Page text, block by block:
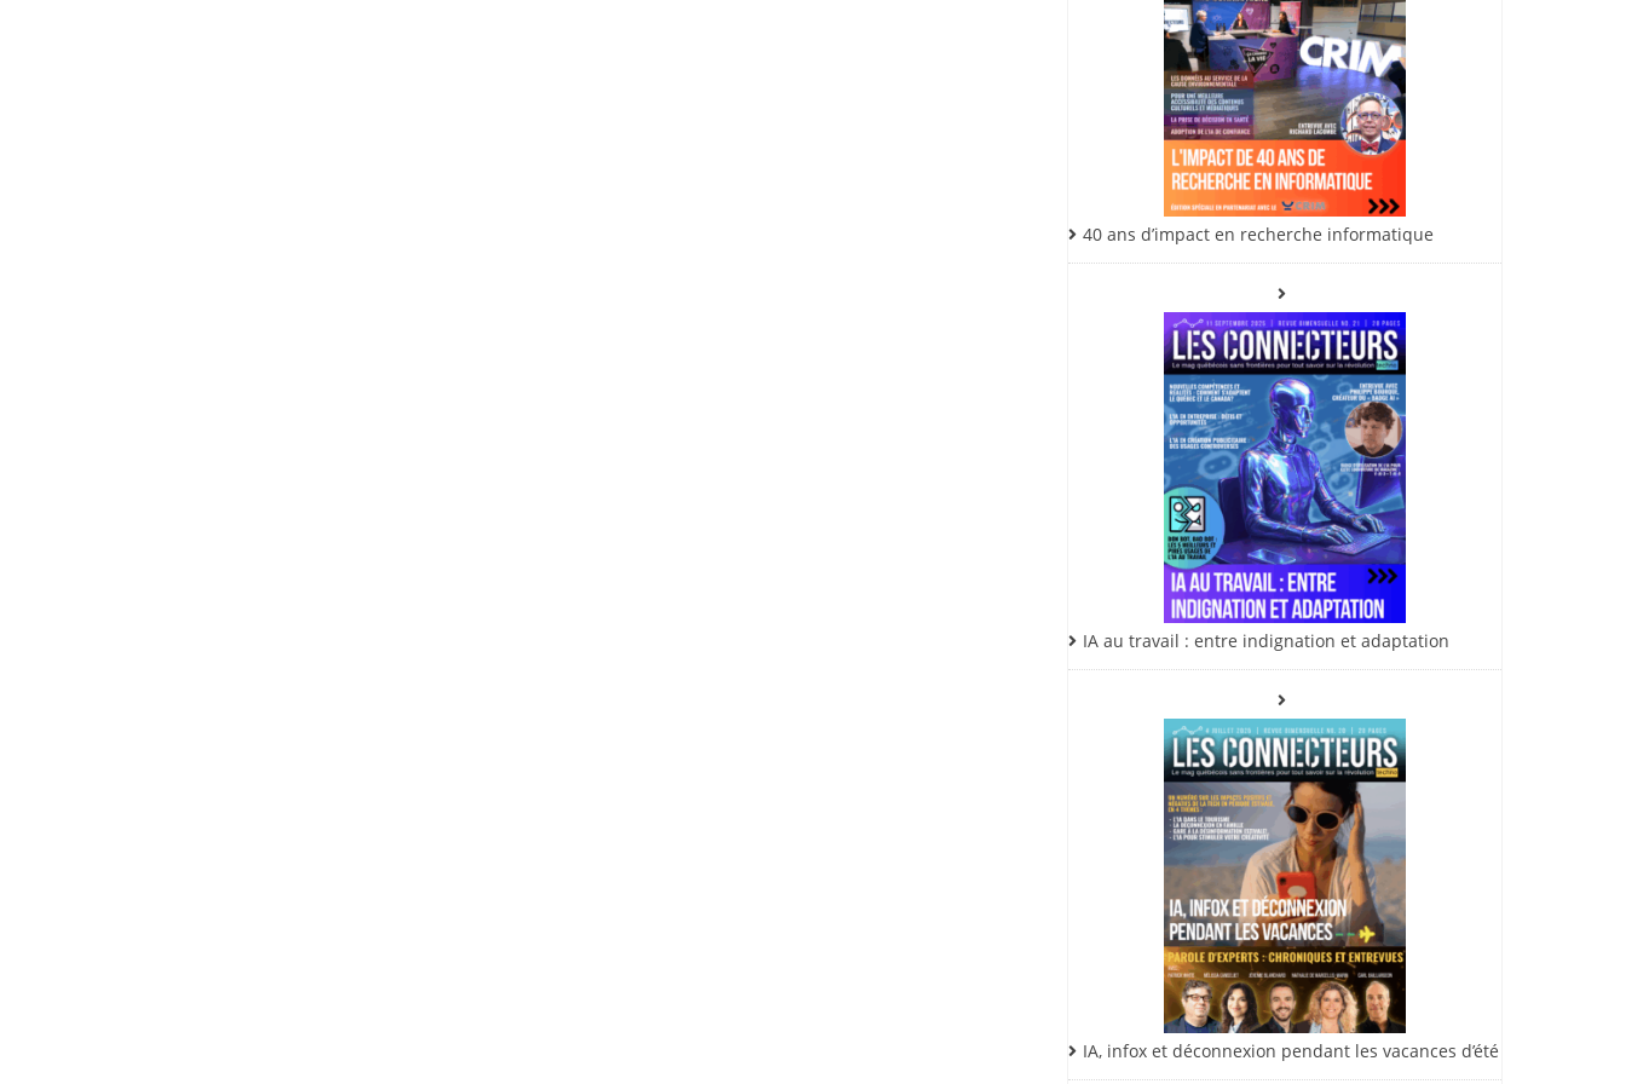
40 ans d’impact en recherche informatique
IA au travail : entre indignation et adaptation
IA, infox et déconnexion pendant les vacances d’été